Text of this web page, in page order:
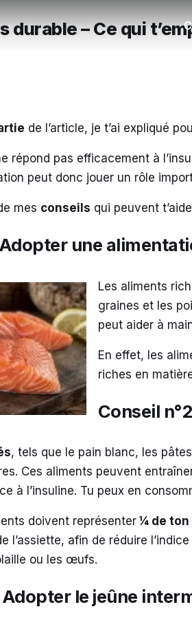
durable – Ce qui
de l’article, je t’ai expliqué
répond pas efficacement à
peut donc jouer un rôle
mes conseils qui peuvent
Adopter une
Les aliments
graines et les
peut aider à
En effet, les
riches en
Conseil
, tels que le pain blanc, les
Ces aliments peuvent
à l’insuline. Tu peux en
doivent représenter ¼ de
l’assiette, afin de réduire
ou les œufs.
Adopter le jeûne